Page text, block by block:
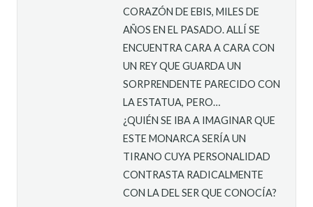
CORAZÓN DE EBIS, MILES DE
AÑOS EN EL PASADO. ALLÍ SE
ENCUENTRA CARA A CARA CON
UN REY QUE GUARDA UN
SORPRENDENTE PARECIDO CON
LA ESTATUA, PERO…
¿QUIÉN SE IBA A IMAGINAR QUE
ESTE MONARCA SERÍA UN
TIRANO CUYA PERSONALIDAD
CONTRASTA RADICALMENTE
CON LA DEL SER QUE CONOCÍA?